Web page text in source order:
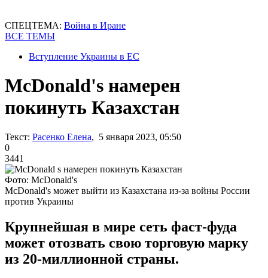
СПЕЦТЕМА: Война в Иране
ВСЕ ТЕМЫ
Вступление Украины в ЕС
McDonald's намерен
покинуть Казахстан
Текст: Расенко Елена, 5 января 2023, 05:50
0
3441
Фото: McDonald's
McDonald's может выйти из Казахстана из-за войны России
против Украины
Крупнейшая в мире сеть фаст-фуда
может отозвать свою торговую марку
из 20-миллионной страны.